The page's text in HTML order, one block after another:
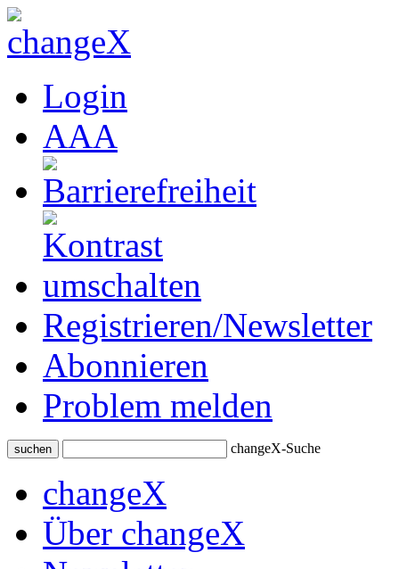
Login
AAA
Registrieren/Newsletter
Abonnieren
Problem melden
suchen changeX-Suche
changeX
Über changeX